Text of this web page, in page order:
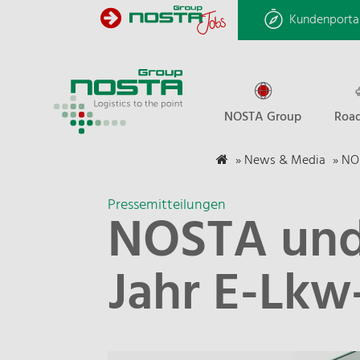
NOSTA Group
»News & Media »
Pressemitteilungen
NOSTA
Jahr E-